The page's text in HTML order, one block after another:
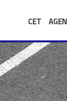
CET